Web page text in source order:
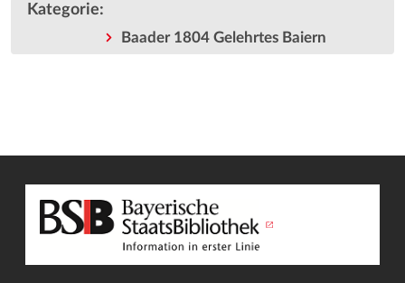
Kategorie:
Baader 1804 Gelehrtes Baiern